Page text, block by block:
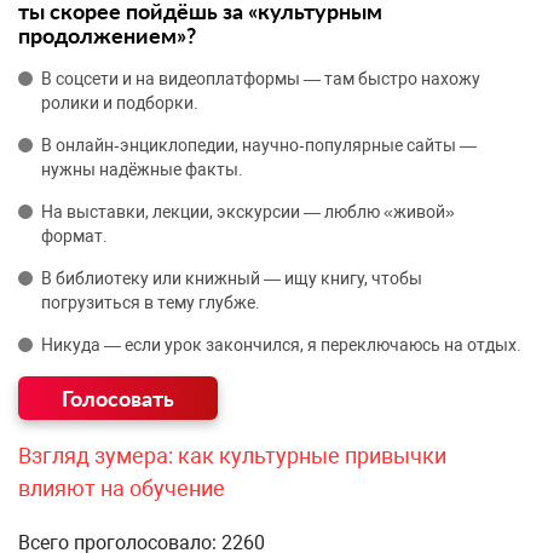
ты скорее пойдёшь за «культурным
продолжением»?
В соцсети и на видеоплатформы — там быстро нахожу
ролики и подборки.
В онлайн‑энциклопедии, научно‑популярные сайты —
нужны надёжные факты.
На выставки, лекции, экскурсии — люблю «живой»
формат.
В библиотеку или книжный — ищу книгу, чтобы
погрузиться в тему глубже.
Никуда — если урок закончился, я переключаюсь на отдых.
Взгляд зумера: как культурные привычки
влияют на обучение
Всего проголосовало: 2260